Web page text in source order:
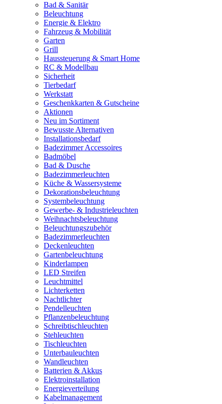
Bad & Sanitär
Beleuchtung
Energie & Elektro
Fahrzeug & Mobilität
Garten
Grill
Haussteuerung & Smart Home
RC & Modellbau
Sicherheit
Tierbedarf
Werkstatt
Geschenkkarten & Gutscheine
Aktionen
Neu im Sortiment
Bewusste Alternativen
Installationsbedarf
Badezimmer Accessoires
Badmöbel
Bad & Dusche
Badezimmerleuchten
Küche & Wassersysteme
Dekorationsbeleuchtung
Systembeleuchtung
Gewerbe- & Industrieleuchten
Weihnachtsbeleuchtung
Beleuchtungszubehör
Badezimmerleuchten
Deckenleuchten
Gartenbeleuchtung
Kinderlampen
LED Streifen
Leuchtmittel
Lichterketten
Nachtlichter
Pendelleuchten
Pflanzenbeleuchtung
Schreibtischleuchten
Stehleuchten
Tischleuchten
Unterbauleuchten
Wandleuchten
Batterien & Akkus
Elektroinstallation
Energieverteilung
Kabelmanagement